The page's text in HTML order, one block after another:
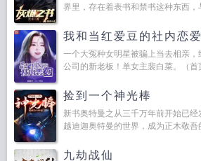
界里，存在着表书和禁书这种东西，
我和当红爱豆的社内恋爱
一个大冤种女明星被骗上当去相亲
公司的新老板！单女主裴白菜。（
捡到一个神光棒
新书奥特曼之从三千万年前开始已
越迪迦奥特曼的世界，成为正木敬
九劫战仙